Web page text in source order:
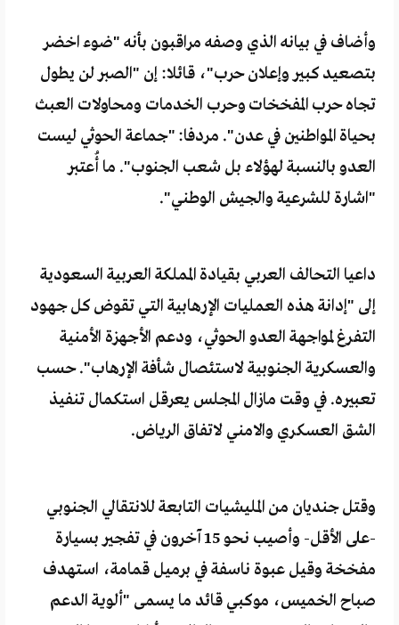
وأضاف في بيانه الذي وصفه مراقبون بأنه "ضوء اخضر
بتصعيد كبير وإعلان حرب"، قائلا: إن "الصبر لن يطول
تجاه حرب المفخخات وحرب الخدمات ومحاولات العبث
بحياة المواطنين في عدن". مردفا: "جماعة الحوثي ليست
العدو بالنسبة لهؤلاء بل شعب الجنوب". ما أُعتبر
"اشارة للشرعية والجيش الوطني".
داعيا التحالف العربي بقيادة المملكة العربية السعودية
إلى "إدانة هذه العمليات الإرهابية التي تقوض كل جهود
التفرغ لمواجهة العدو الحوثي، ودعم الأجهزة الأمنية
والعسكرية الجنوبية لاستئصال شأفة الإرهاب". حسب
تعبيره. في وقت مازال المجلس يعرقل استكمال تنفيذ
الشق العسكري والامني لاتفاق الرياض.
وقتل جنديان من المليشيات التابعة للانتقالي الجنوبي
-على الأقل- وأصيب نحو 15 آخرون في تفجير بسيارة
مفخخة وقيل عبوة ناسفة في برميل قمامة، استهدف
صباح الخميس، موكبي قائد ما يسمى "ألوية الدعم